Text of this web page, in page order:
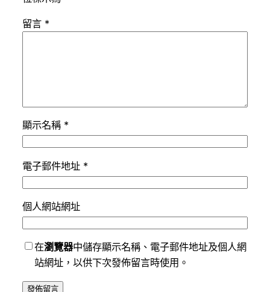
留言 *
顯示名稱 *
電子郵件地址 *
個人網站網址
在瀏覽器中儲存顯示名稱、電子郵件地址及個人網
站網址，以供下次發佈留言時使用。